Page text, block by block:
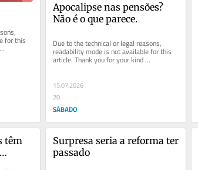
for this
Apocalipse nas pensões?
Não é o que parece.
Due to the technical or legal reasons,
readability mode is not available for this
article. Thank you for your kind
understanding.
15.07.2026
20
SÁBADO
têm
Surpresa seria a reforma ter
passado